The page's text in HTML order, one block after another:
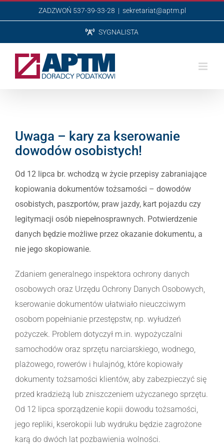
do
ZADZWOŃ 537-39-33-28 | sekretariat@aptm.pl
SYGNALISTA
Uwaga – kary za kserowanie
dowodów osobistych!
Od 12 lipca br. wchodzą w życie przepisy zabraniające
kopiowania dokumentów tożsamości – dowodów
osobistych, paszportów, praw jazdy, kart pojazdu czy
legitymacji osób niepełnosprawnych. Potwierdzenie
danych będzie możliwe przez okazanie dokumentu, a
nie jego skopiowanie.
Zdaniem generalnego inspektora ochrony danych
osobowych oraz Urzędu Ochrony Danych Osobowych,
kserowanie dokumentów ułatwiało nieuczciwym
osobom popełnianie przestępstw, np. wyłudzeń
pożyczek. Problem dotyczył m.in. wypożyczalni
samochodów oraz sprzętu narciarskiego, wodnego,
plażowego, rowerów i hulajnóg, które kopiowały
dokumenty tożsamości klientów, aby zabezpieczyć się
przed kradzieżą lub zniszczeniem użyczanego sprzętu.
Od 12 lipca sporządzenie kopii dowodu tożsamości,
jego repliki, kserokopii lub wydruku będzie zagrożone
karą do dwóch lat pozbawienia wolności.